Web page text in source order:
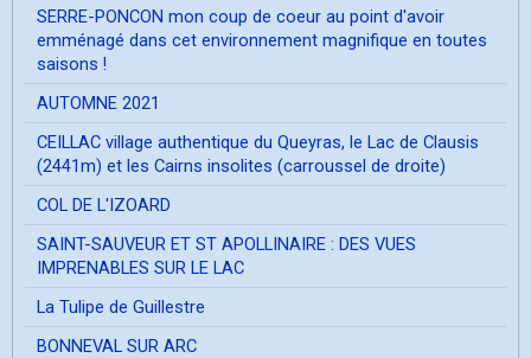
SERRE-PONCON mon coup de coeur au point d'avoir
emménagé dans cet environnement magnifique en toutes
saisons !
AUTOMNE 2021
CEILLAC village authentique du Queyras, le Lac de Clausis
(2441m) et les Cairns insolites (carroussel de droite)
COL DE L'IZOARD
SAINT-SAUVEUR ET ST APOLLINAIRE : DES VUES
IMPRENABLES SUR LE LAC
La Tulipe de Guillestre
BONNEVAL SUR ARC